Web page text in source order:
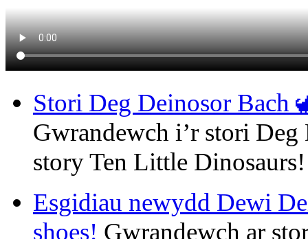
Stori Deg Deinosor Bach
Gwrandewch i’r stori
story Ten Little Dinosaurs!
Esgidiau newydd Dewi
shoes! Gwrandewch ar